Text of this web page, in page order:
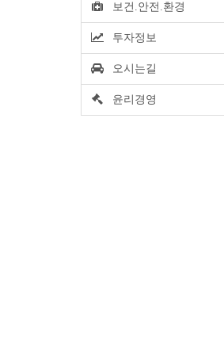
보건.안전.환경
투자정보
오시는길
윤리경영